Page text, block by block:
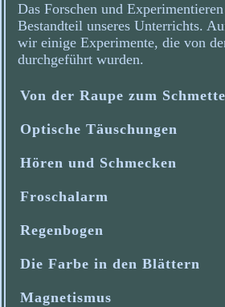
Das Forschen und
Bestandteil unseres Unterrichts.
wir einige Experimente, die von
durchgeführt wurden.
Von der Raupe zum
Optische Täuschungen
Hören und Schmecken
Froschalarm
Regenbogen
Die Farbe in den Blättern
Magnetismus